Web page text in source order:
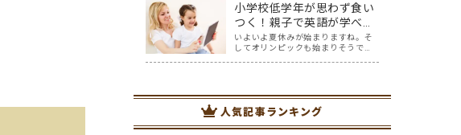
おられるでしょう。 そして、中学入
試を含め、入試と呼ばれる試験に
は、今までの知識だけを問われる問
題から、知…
小学校低学年が思わず食い
つく！親子で英語が学べる
オススメのアプリ5選
いよいよ夏休みが始まりますね。そ
してオリンピックも始まりそうです
ありますが、私はもし開催されるな
ら、子供たちと…
人気記事ランキング